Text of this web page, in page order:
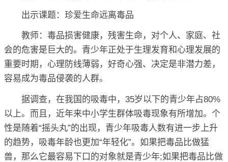
出示课题：珍爱生命远离毒品
教师：毒品损害健康，残害生命，对个人、家庭、社
会的危害是巨大的。青少年正处于生理发育和心理发展的
重要时期，心理防线薄弱，好奇心强、决定是非潜力差，
容易成为毒品侵袭的人群。
据调查，在我国的吸毒中，35岁以下的青少年占80%
以上。而且，近年来中小学生群体吸毒现象有所增加。个
性是随着“摇头丸”的出现，青少年吸毒人数有进一步上升
的趋势，吸毒年龄也更加“年轻化”。如果把毒品比做猛
兽，那么它最容易下口的对象就是青少年;如果把毒品比做